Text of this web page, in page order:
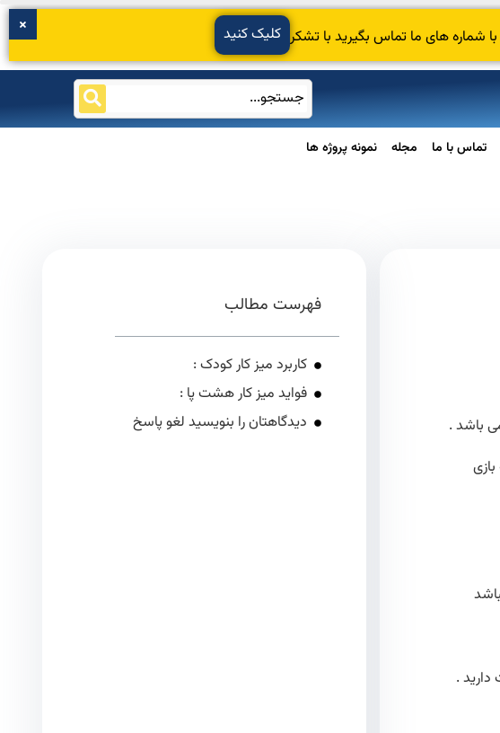
شماره های ما تماس بگیرید با تشکر کلیک کنید
تماس با ما مجله نمونه پروژه ها
باشد .
.
فهرست مطالب
کاربرد میز کار کودک :
فواید میز کار هشت پا :
دیدگاهتان را بنویسید لغو پاسخ